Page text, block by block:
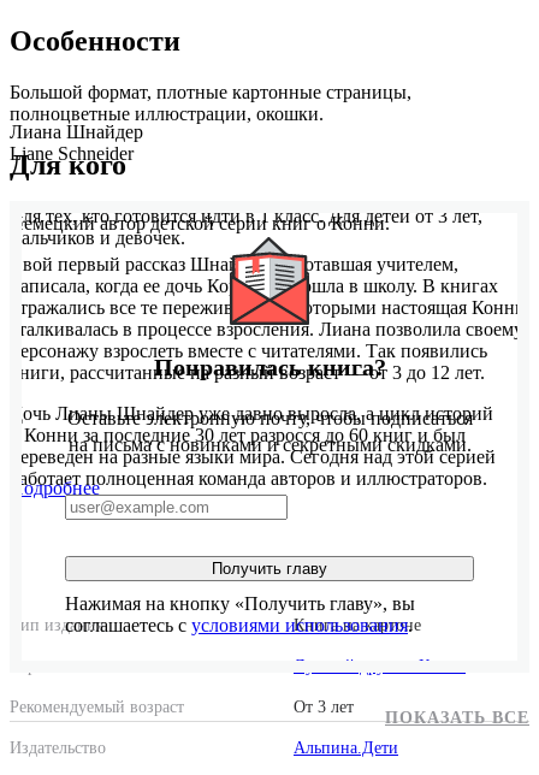
Особенности
Большой формат, плотные картонные страницы,
полноцветные иллюстрации, окошки.
Для кого
Для тех, кто готовится идти в 1 класс. Для детей от 3 лет,
мальчиков и девочек.
Лиана Шнайдер
Liane Schneider
Немецкий автор детской серии книг о Конни.
Свой первый рассказ Шнайдер, работавшая учителем,
написала, когда ее дочь Корнелия пошла в школу. В книгах
отражались все те переживания, с которыми настоящая Конни
сталкивалась в процессе взросления. Лиана позволила своему
персонажу взрослеть вместе с читателями. Так появились
книги, рассчитанные на разный возраст — от 3 до 12 лет.
Дочь Лианы Шнайдер уже давно выросла, а цикл историй
о Конни за последние 30 лет разросся до 60 книг и был
переведен на разные языки мира. Сегодня над этой серией
работает полноценная команда авторов и иллюстраторов.
Подробнее
Тип издания Книга на картоне
Лучший друг — Конни
Рекомендуемый возраст От 3 лет
Издательство Альпина.Дети
Понравилась книга?
Оставьте электронную почту, чтобы подписаться
на письма с новинками и секретными скидками.
Получить главу
Нажимая на кнопку «Получить главу», вы
соглашаетесь с условиями использования.
ПОКАЗАТЬ ВСЕ